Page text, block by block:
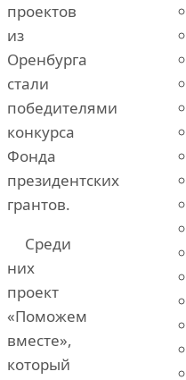
проектов
из
Оренбурга
стали
победителями
конкурса
Фонда
президентских
грантов.
Среди
них
проект
«Поможем
вместе»,
который